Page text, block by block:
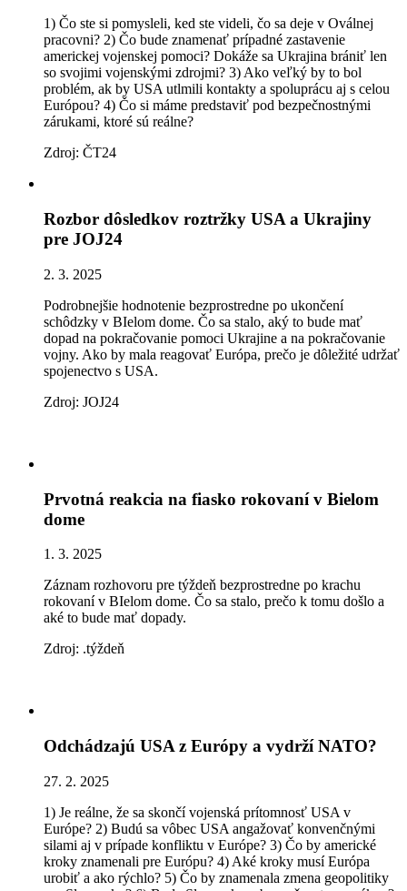
1) Čo ste si pomysleli, ked ste videli, čo sa deje v Oválnej
pracovni? 2) Čo bude znamenať prípadné zastavenie
americkej vojenskej pomoci? Dokáže sa Ukrajina brániť len
so svojimi vojenskými zdrojmi? 3) Ako veľký by to bol
problém, ak by USA utlmili kontakty a spoluprácu aj s celou
Európou? 4) Čo si máme predstaviť pod bezpečnostnými
zárukami, ktoré sú reálne?
Zdroj: ČT24
Rozbor dôsledkov roztržky USA a Ukrajiny
pre JOJ24
2. 3. 2025
Podrobnejšie hodnotenie bezprostredne po ukončení
schôdzky v BIelom dome. Čo sa stalo, aký to bude mať
dopad na pokračovanie pomoci Ukrajine a na pokračovanie
vojny. Ako by mala reagovať Európa, prečo je dôležité udržať
spojenectvo s USA.
Zdroj: JOJ24
Prvotná reakcia na fiasko rokovaní v Bielom
dome
1. 3. 2025
Záznam rozhovoru pre týždeň bezprostredne po krachu
rokovaní v BIelom dome. Čo sa stalo, prečo k tomu došlo a
aké to bude mať dopady.
Zdroj: .týždeň
Odchádzajú USA z Európy a vydrží NATO?
27. 2. 2025
1) Je reálne, že sa skončí vojenská prítomnosť USA v
Európe? 2) Budú sa vôbec USA angažovať konvenčnými
silami aj v prípade konfliktu v Európe? 3) Čo by americké
kroky znamenali pre Európu? 4) Aké kroky musí Európa
urobiť a ako rýchlo? 5) Čo by znamenala zmena geopolitiky